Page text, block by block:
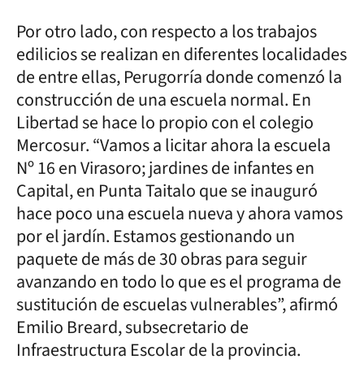
Por otro lado, con respecto a los trabajos
edilicios se realizan en diferentes localidades
de entre ellas, Perugorría donde comenzó la
construcción de una escuela normal. En
Libertad se hace lo propio con el colegio
Mercosur. “Vamos a licitar ahora la escuela
Nº 16 en Virasoro; jardines de infantes en
Capital, en Punta Taitalo que se inauguró
hace poco una escuela nueva y ahora vamos
por el jardín. Estamos gestionando un
paquete de más de 30 obras para seguir
avanzando en todo lo que es el programa de
sustitución de escuelas vulnerables”, afirmó
Emilio Breard, subsecretario de
Infraestructura Escolar de la provincia.